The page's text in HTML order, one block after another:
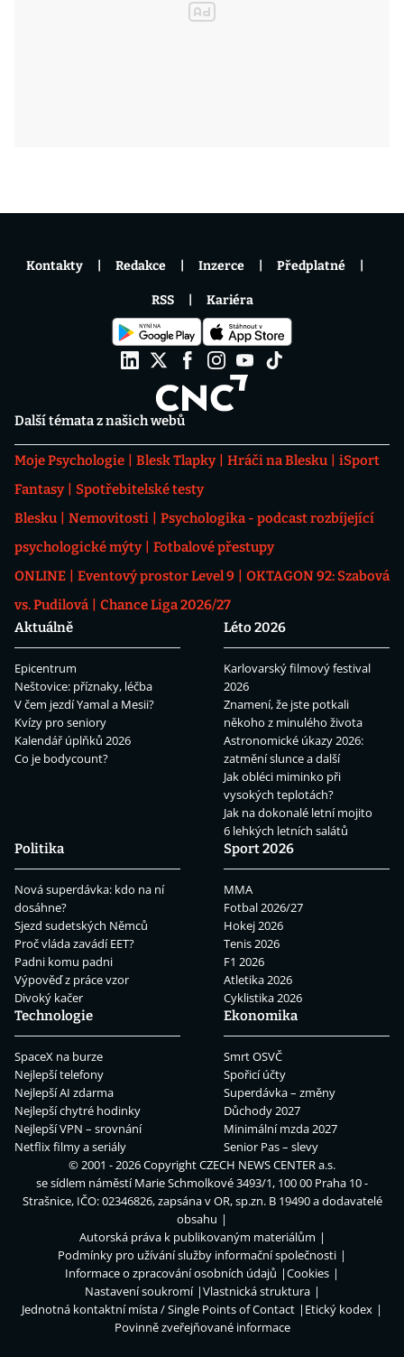
Další témata z našich webů
Moje Psychologie Blesk Tlapky Hráči na Blesku
iSport
Fantasy
Spotřebitelské testy
Blesku
Nemovitosti
Psychologika - podcast rozbíjející
psychologické mýty
Fotbalové přestupy
ONLINE
Eventový prostor Level 9
OKTAGON 92: Szabová
vs. Pudilová
Chance Liga 2026/27
Aktuálně
Epicentrum
Neštovice: příznaky, léčba
V čem jezdí Yamal a Mesii?
Kvízy pro seniory
Kalendář úplňků 2026
Co je bodycount?
Léto 2026
Karlovarský filmový festival
2026
Znamení, že jste potkali
někoho z minulého života
Astronomické úkazy 2026:
zatmění slunce a další
Jak obléci miminko při
vysokých teplotách?
Jak na dokonalé letní mojito
6 lehkých letních salátů
Politika
Nová superdávka: kdo na ní
dosáhne?
Sjezd sudetských Němců
Proč vláda zavádí EET?
Padni komu padni
Výpověď z práce vzor
Divoký kačer
Sport 2026
MMA
Fotbal 2026/27
Hokej 2026
Tenis 2026
F1 2026
Atletika 2026
Cyklistika 2026
Technologie
SpaceX na burze
Nejlepší telefony
Nejlepší AI zdarma
Nejlepší chytré hodinky
Nejlepší VPN – srovnání
Netflix filmy a seriály
Ekonomika
Smrt OSVČ
Spořicí účty
Superdávka – změny
Důchody 2027
Minimální mzda 2027
Senior Pas – slevy
Kontakty Redakce Inzerce Předplatné
RSS Kariéra
© 2001 - 2026 CopyrightCZECH NEWS CENTER a.s.
se sídlem náměstí Marie Schmolkové 3493/1, 100 00 Praha 10 -
Strašnice, IČO: 02346826, zapsána v OR, sp.zn. B 19490 a dodavatelé
obsahu
Autorská práva k publikovaným materiálům
Podmínky pro užívání služby informační společnosti
Informace o zpracování osobních údajů
Cookies
Nastavení soukromí
Vlastnická struktura
Jednotná kontaktní místa / Single Points of Contact
Etický kodex
Povinně zveřejňované informace